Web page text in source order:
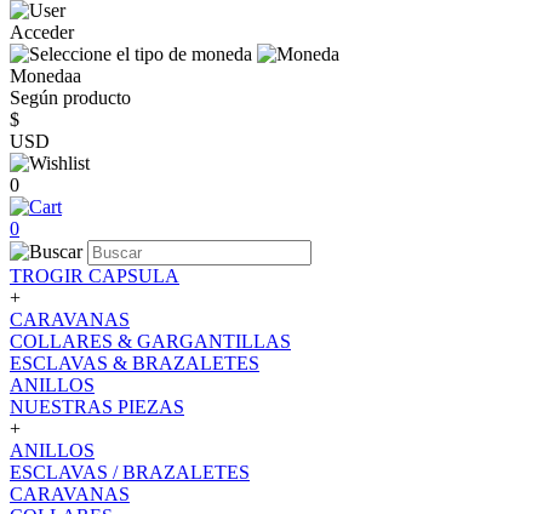
Acceder
Monedaa
Según producto
$
USD
0
0
TROGIR CAPSULA
+
CARAVANAS
COLLARES & GARGANTILLAS
ESCLAVAS & BRAZALETES
ANILLOS
NUESTRAS PIEZAS
+
ANILLOS
ESCLAVAS / BRAZALETES
CARAVANAS